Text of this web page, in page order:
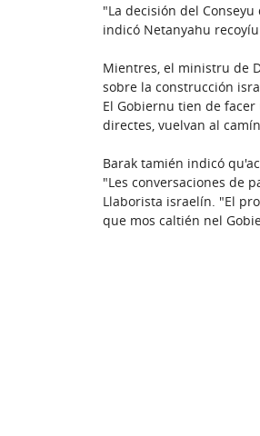
"La decisión del
indicó Netanyahu
Mientres, el ministru de
sobre la construcción
El Gobiernu tien de
directes, vuelvan al
Barak tamién indicó
"Les conversaciones de
Llaborista israelín. "El
que mos caltién nel